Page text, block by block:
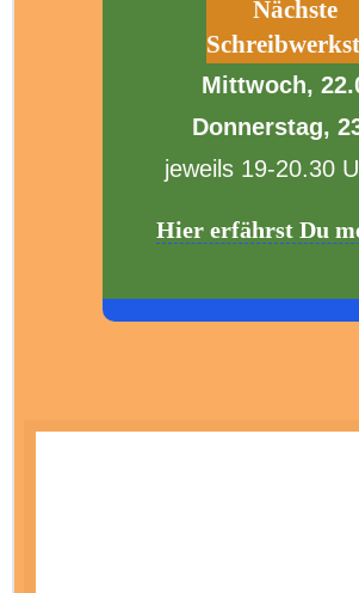
Nächste
Mittwoch,
Donnerstag,
jeweils 19-20.30
Hier erfährst Du